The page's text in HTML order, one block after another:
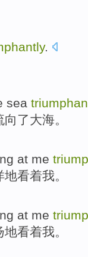
.
sea
向了大海。
at me
地看着我。
at me
地看着我。